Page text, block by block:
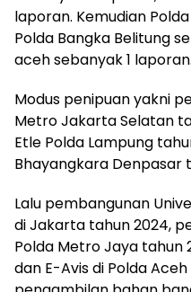
laporan. Kemudian
Polda Bangka Belitung
aceh sebanyak 1 laporan.
Modus penipuan yakni
Metro Jakarta Selatan
Etle Polda Lampung
Bhayangkara Denpasar
Lalu pembangunan
di Jakarta tahun 2024,
Polda Metro Jaya tahun
dan E-Avis di Polda